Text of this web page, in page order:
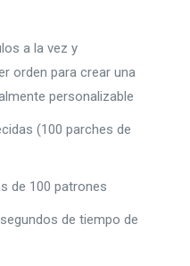
a la vez y
orden para crear una
personalizable
(100 parches de
de 100 patrones
de tiempo de